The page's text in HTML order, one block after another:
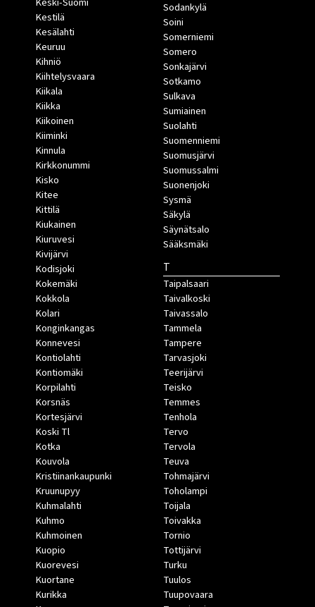
Kestilä
Kesälahti
Keuruu
Kihniö
Kiihtelysvaara
Kiikala
Kiikka
Kiikoinen
Kiiminki
Kinnula
Kirkkonummi
Kisko
Kitee
Kittilä
Kiukainen
Kiuruvesi
Kivijärvi
Kodisjoki
Kokemäki
Kokkola
Kolari
Konginkangas
Konnevesi
Kontiolahti
Kontiomäki
Korpilahti
Korsnäs
Kortesjärvi
Koski Tl
Kotka
Kouvola
Kristiinankaupunki
Kruunupyy
Kuhmalahti
Kuhmo
Kuhmoinen
Kuopio
Kuorevesi
Kuortane
Kurikka
Sodankylä
Soini
Somerniemi
Somero
Sonkajärvi
Sotkamo
Sulkava
Sumiainen
Suolahti
Suomenniemi
Suomusjärvi
Suomussalmi
Suonenjoki
Sysmä
Säkylä
Säynätsalo
Sääksmäki
T
Taipalsaari
Taivalkoski
Taivassalo
Tammela
Tampere
Tarvasjoki
Teerijärvi
Teisko
Temmes
Tenhola
Tervo
Tervola
Teuva
Tohmajärvi
Toholampi
Toijala
Toivakka
Tornio
Tottijärvi
Turku
Tuulos
Tuupovaara